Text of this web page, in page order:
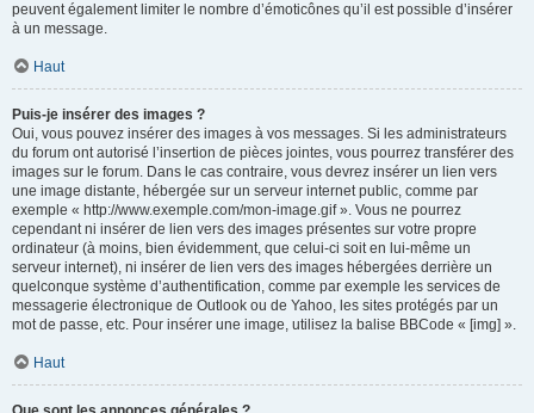
peuvent également limiter le nombre d’émoticônes qu’il est possible d’insérer
à un message.
Haut
Puis-je insérer des images ?
Oui, vous pouvez insérer des images à vos messages. Si les administrateurs
du forum ont autorisé l’insertion de pièces jointes, vous pourrez transférer des
images sur le forum. Dans le cas contraire, vous devrez insérer un lien vers
une image distante, hébergée sur un serveur internet public, comme par
exemple « http://www.exemple.com/mon-image.gif ». Vous ne pourrez
cependant ni insérer de lien vers des images présentes sur votre propre
ordinateur (à moins, bien évidemment, que celui-ci soit en lui-même un
serveur internet), ni insérer de lien vers des images hébergées derrière un
quelconque système d’authentification, comme par exemple les services de
messagerie électronique de Outlook ou de Yahoo, les sites protégés par un
mot de passe, etc. Pour insérer une image, utilisez la balise BBCode « [img] ».
Haut